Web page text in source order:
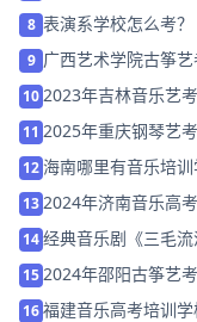
8 表演系学校怎么考？
9 广西艺术学院古筝艺
10 2023年吉林音乐艺
11 2025年重庆钢琴艺
12 海南哪里有音乐培训
13 2024年济南音乐高
14经典音乐剧《三毛流
15 2024年邵阳古筝艺
16福建音乐高考培训学